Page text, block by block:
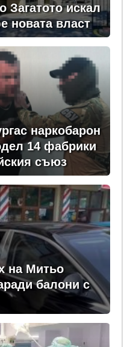
искал
новата власт
наркобарон
14 фабрики
съюз
на Митьо
балони с